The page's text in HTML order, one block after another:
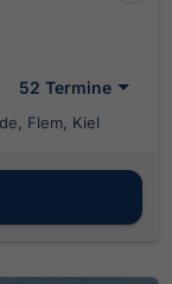
52 Termine
Flem, Kiel